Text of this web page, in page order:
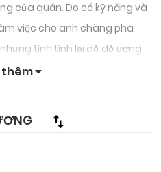
cửa quán. Do có kỹ năng và
việc cho anh chàng pha
tính tình lại dở dở ương
trông rất quen? Với lần đầu
thêm